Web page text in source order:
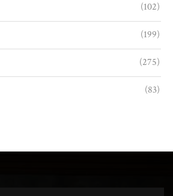
(102)
(199)
(275)
(83)